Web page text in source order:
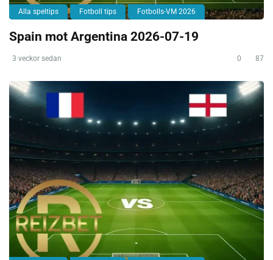
Alla speltips Fotboll tips Fotbolls-VM 2026
Spain mot Argentina 2026-07-19
3 veckor sedan 0 87